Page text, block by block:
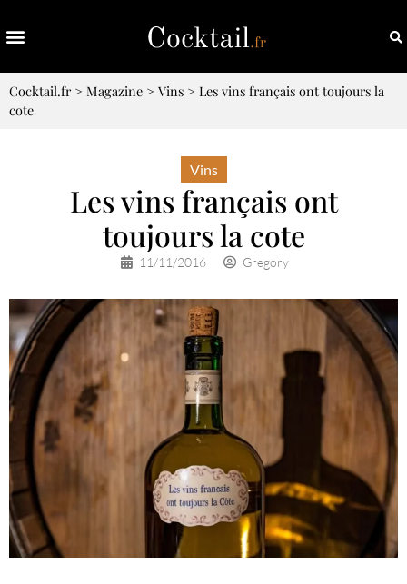
Cocktail.fr> Magazine > Vins > Les vins français ont toujours la
cote
Vins
Les vins français ont
toujours la cote
11/11/2016 Gregory